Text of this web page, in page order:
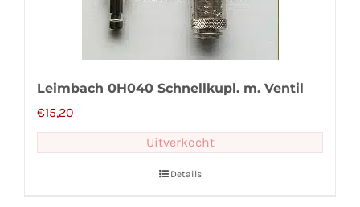
Leimbach 0H040 Schnellkupl. m. Ventil
€15,20
Uitverkocht
Details